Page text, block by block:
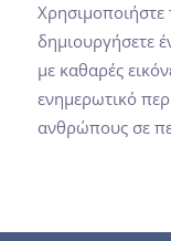
Χρησιμοποιήστε
δημιουργήσετε
με καθαρές
ενημερωτικό
ανθρώπους σε